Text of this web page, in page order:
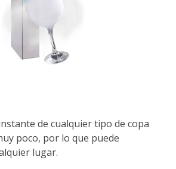
de cualquier tipo de copa
poco, por lo que puede
lugar.